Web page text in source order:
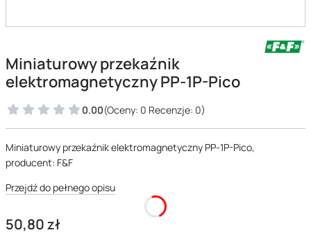
Miniaturowy przekaźnik
elektromagnetyczny PP-1P-Pico
0.00(Oceny: 0 Recenzje: 0)
Miniaturowy przekaźnik elektromagnetyczny PP-1P-Pico,
producent: F&F
Przejdź do pełnego opisu
Cena
50,80 zł